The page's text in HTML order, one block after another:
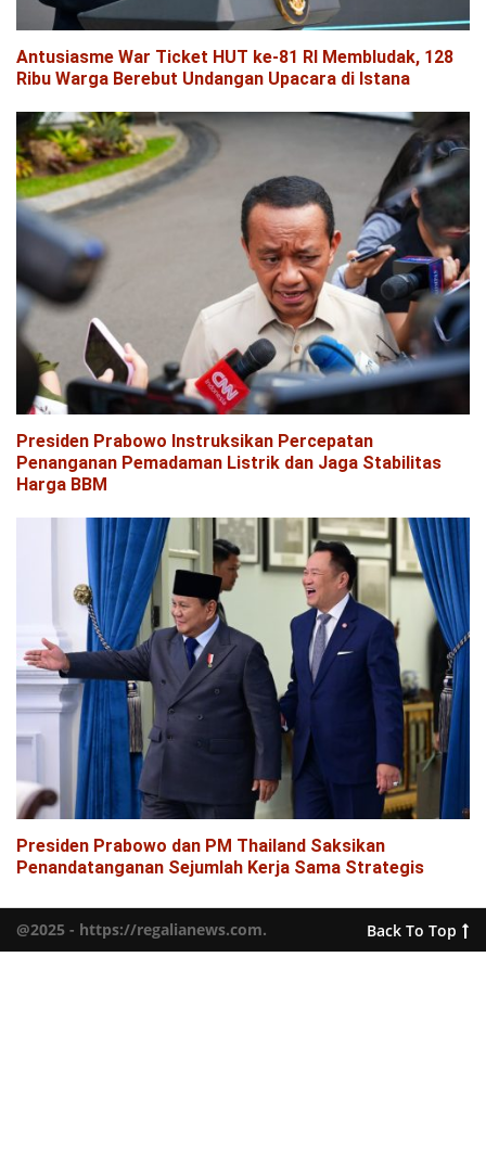
Antusiasme War Ticket HUT ke-81 RI Membludak, 128
Ribu Warga Berebut Undangan Upacara di Istana
Presiden Prabowo Instruksikan Percepatan
Penanganan Pemadaman Listrik dan Jaga Stabilitas
Harga BBM
Presiden Prabowo dan PM Thailand Saksikan
Penandatanganan Sejumlah Kerja Sama Strategis
@2025 - https://regalianews.com. Back To Top